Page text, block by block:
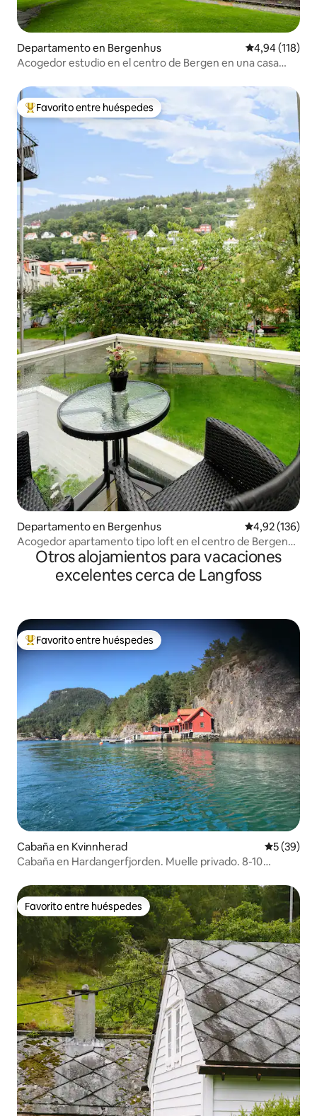
Departamento en Bergenhus Calificación
4,94 (118)
Acogedor estudio en el centro de Bergen en una casa
Favorito entre los huéspedes más destacados
Favorito entre huéspedes
Departamento en Bergenhus Calificación
4,92 (136)
Acogedor apartamento tipo loft en el centro de Bergen
con balcón
Otros alojamientos para vacaciones
excelentes cerca de Langfoss
Favorito entre los huéspedes más destacados
Favorito entre huéspedes
Cabaña en Kvinnherad
5 (39)
Cabaña en Hardangerfjorden. Muelle privado. 8-10
Favorito entre huéspedes
Favorito entre huéspedes